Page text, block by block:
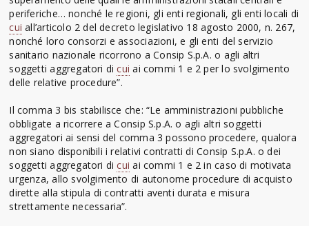
periferiche… nonché le regioni, gli enti regionali, gli enti locali di
cui all’articolo 2 del decreto legislativo 18 agosto 2000, n. 267,
nonché loro consorzi e associazioni, e gli enti del servizio
sanitario nazionale ricorrono a Consip S.p.A. o agli altri
soggetti aggregatori dicui ai commi 1 e 2 per lo svolgimento
delle relative procedure”.
Il comma 3 bis stabilisce che: “Le amministrazioni pubbliche
obbligate a ricorrere a Consip S.p.A. o agli altri soggetti
aggregatori ai sensi del comma 3 possono procedere, qualora
non siano disponibili i relativi contratti di Consip S.p.A. o dei
soggetti aggregatori dicui ai commi 1 e 2 in caso di motivata
urgenza, allo svolgimento di autonome procedure di acquisto
dirette alla stipula di contratti aventi durata e misura
strettamente necessaria”.